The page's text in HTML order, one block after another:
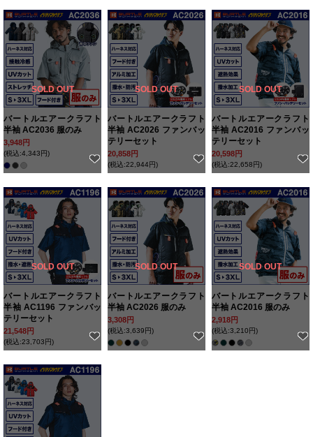
SOLD OUT
バートルエアークラフト
半袖 AC2036 服のみ
3,948円
(税込:4,343円)
SOLD OUT
バートルエアークラフト
半袖 AC2026 ファンバッ
テリーセット
20,858円
(税込:22,944円)
SOLD OUT
バートルエアークラフト
半袖 AC2016 ファンバッ
テリーセット
20,598円
(税込:22,658円)
SOLD OUT
バートルエアークラフト
半袖 AC1196 ファンバッ
テリーセット
21,548円
(税込:23,703円)
SOLD OUT
バートルエアークラフト
半袖 AC2026 服のみ
3,308円
(税込:3,639円)
SOLD OUT
バートルエアークラフト
半袖 AC2016 服のみ
2,918円
(税込:3,210円)